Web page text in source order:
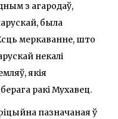
з агародаў,
была
меркаванне, што
некалі
якія
ракі Мухавец.
пазначаная ў